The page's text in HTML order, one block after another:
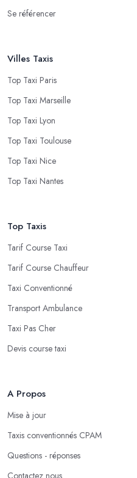
Se référencer
Villes Taxis
Top Taxi Paris
Top Taxi Marseille
Top Taxi Lyon
Top Taxi Toulouse
Top Taxi Nice
Top Taxi Nantes
Top Taxis
Tarif Course Taxi
Tarif Course Chauffeur
Taxi Conventionné
Transport Ambulance
Taxi Pas Cher
Devis course taxi
A Propos
Mise à jour
Taxis conventionnés CPAM
Questions - réponses
Contactez nous